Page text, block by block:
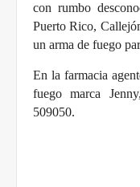
con rumbo
Puerto Rico,
un arma de fuego
En la farmacia
fuego marca
509050.